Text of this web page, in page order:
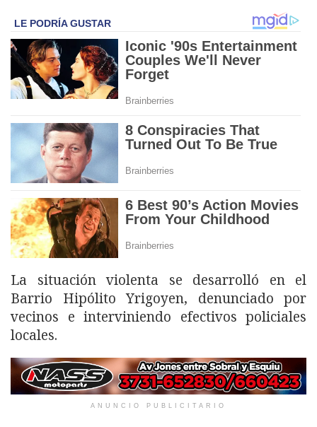
La situación violenta se desarrolló en el
Barrio Hipólito Yrigoyen, denunciado por
vecinos e interviniendo efectivos policiales
locales.
ANUNCIO PUBLICITARIO